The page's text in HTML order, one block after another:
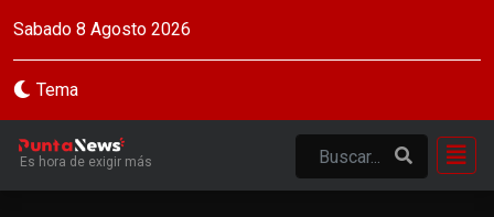
Sabado 8 Agosto 2026
Tema
Es hora de exigir más